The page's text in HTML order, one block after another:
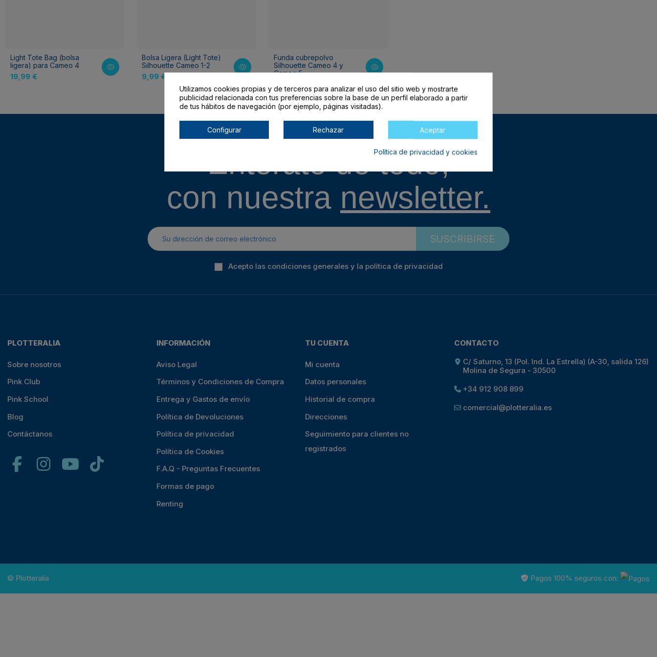
Light Tote Bag (bolsa
ligera) para Cameo 4
19,99 €
Bolsa Ligera (Light Tote)
Silhouette Cameo 1-2
9,99 €
Funda cubrepolvo
Silhouette Cameo 4 y
Cameo 5
5,00 €
Entérate de todo,
con nuestra newsletter.
SUSCRIBIRSE
Acepto las condiciones generales y la política de privacidad
PLOTTERALIA
Sobre nosotros
Pink Club
Pink School
Blog
Contáctanos
INFORMACIÓN
Aviso Legal
Términos y Condiciones de Compra
Entrega y Gastos de envío
Política de Devoluciones
Política de privacidad
Política de Cookies
F.A.Q - Preguntas Frecuentes
Formas de pago
Renting
TU CUENTA
Mi cuenta
Datos personales
Historial de compra
Direcciones
Seguimiento para clientes no
registrados
CONTACTO
C/ Saturno, 13 (Pol. Ind. La Estrella) (A-30, salida 126)
Molina de Segura - 30500
+34 912 908 899
comercial@plotteralia.es
© Plotteralia Pagos 100% seguros con:
Utilizamos cookies propias y de terceros para analizar el uso del sitio web y mostrarte
publicidad relacionada con tus preferencias sobre la base de un perfil elaborado a partir
de tus hábitos de navegación (por ejemplo, páginas visitadas).
Configurar Rechazar Aceptar
Política de privacidad y cookies